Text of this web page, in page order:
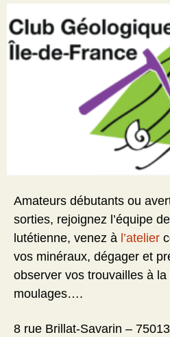
Amateurs débutants ou
sorties, rejoignez l’équipe de
lutétienne, venez à l’atelier
vos minéraux, dégager et
observer vos trouvailles à
moulages….
8 rue Brillat-Savarin – 75013